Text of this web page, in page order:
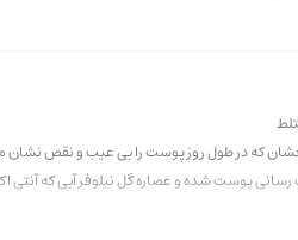
که در طول روز پوست را بی عیب و نقص
پوست شده و عصاره گل نیلوفر آبی که آنتی